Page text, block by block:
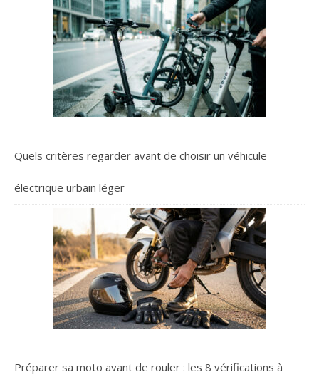
Quels critères regarder avant de choisir un véhicule
électrique urbain léger
Préparer sa moto avant de rouler : les 8 vérifications à